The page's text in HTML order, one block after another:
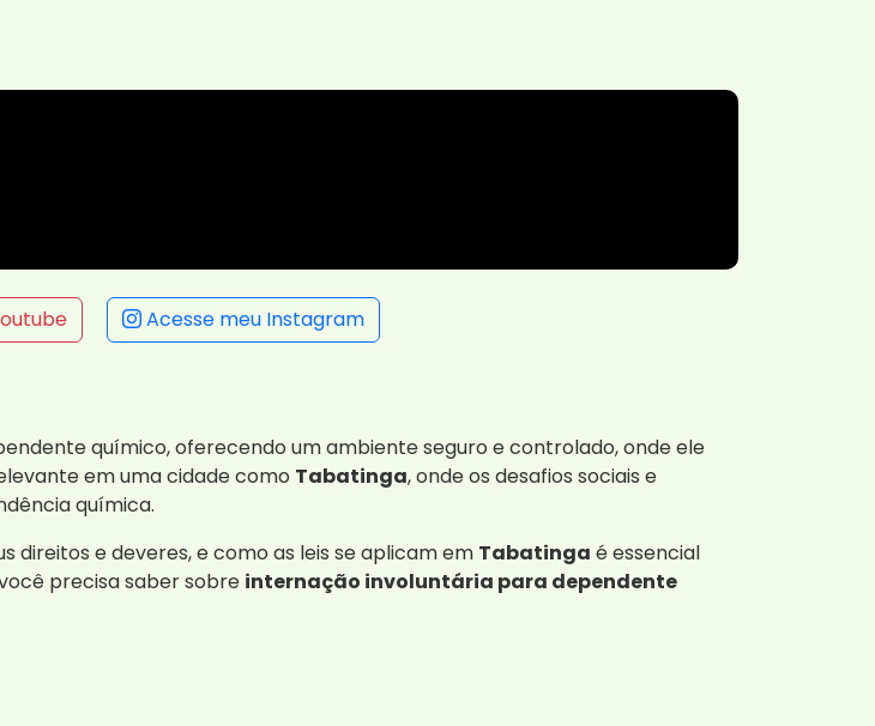
Acesse meu Instagram
químico, oferecendo um ambiente seguro e controlado, onde ele
em uma cidade como Tabatinga, onde os desafios sociais e
química.
direitos e deveres, e como as leis se aplicam em Tabatinga é essencial
precisa saber sobre internação involuntária para dependente